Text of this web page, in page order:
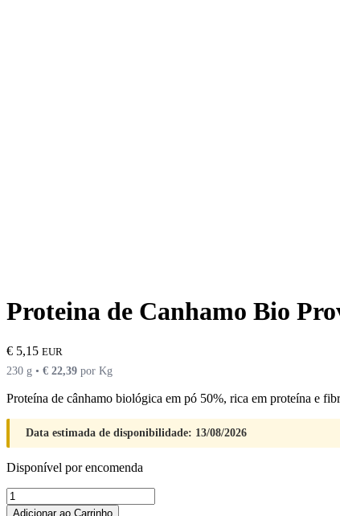
Proteina de Canhamo Bio
€ 5,15 EUR
230 g • € 22,39 por Kg
Proteína de cânhamo biológica em pó 50%, rica em proteína e
Data estimada de disponibilidade: 13/08/2026
Disponível por encomenda
Quantidade
deAdicionar ao Carrinho